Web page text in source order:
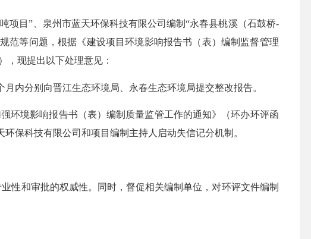
项目”、泉州市蓝天环保科技有限公司编制“永春县桃溪（石鼓桥-
范等问题，根据《建设项目环境影响报告书（表）编制监督管理
，现提出以下处理意见：
月内分别向晋江生态环境局、永春生态环境局提交整改报告。
环境影响报告书（表）编制质量监管工作的通知》（环办环评函
保科技有限公司和项目编制主持人启动失信记分机制。
性和审批的权威性。同时，督促相关编制单位，对环评文件编制